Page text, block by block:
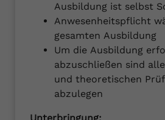
Ausbildung ist selbst
Anwesenheitspflicht
gesamten Ausbildung
Um die Ausbildung
abzuschließen sind
und theoretischen
abzulegen